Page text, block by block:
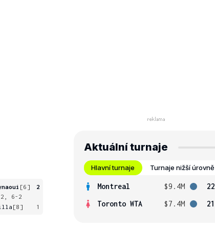
[6]
2
6-2
[8] 1
Aktuální turnaje
Hlavní turnaje Turnaje nižší úrovně
Montreal $9.4M
22
Toronto WTA
$7.4M 21